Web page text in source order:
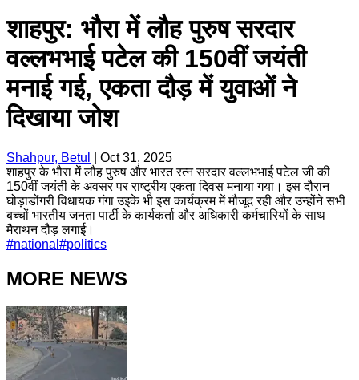
शाहपुर: भौरा में लौह पुरुष सरदार
वल्लभभाई पटेल की 150वीं जयंती
मनाई गई, एकता दौड़ में युवाओं ने
दिखाया जोश
Shahpur, Betul
Oct 31, 2025
शाहपुर के भौरा में लौह पुरुष और भारत रत्न सरदार वल्लभभाई पटेल जी की
150वीं जयंती के अवसर पर राष्ट्रीय एकता दिवस मनाया गया। इस दौरान
घोड़ाडोंगरी विधायक गंगा उइके भी इस कार्यक्रम में मौजूद रही और उन्होंने सभी
बच्चों भारतीय जनता पार्टी के कार्यकर्ता और अधिकारी कर्मचारियों के साथ
मैराथन दौड़ लगाई।
#national #politics
MORE NEWS